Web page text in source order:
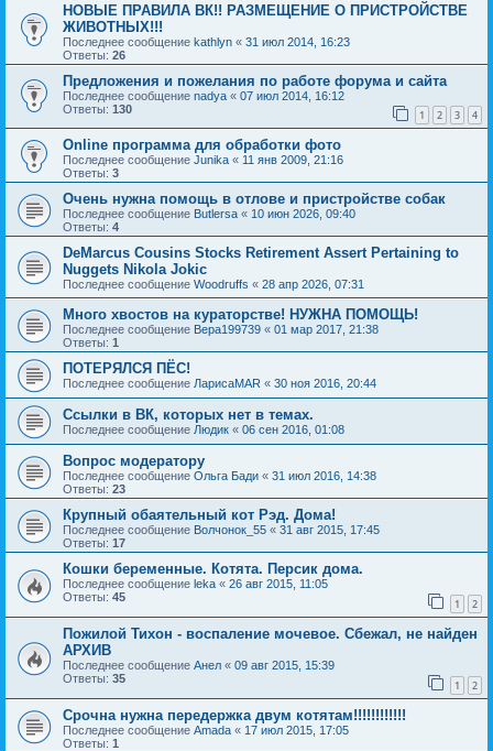
НОВЫЕ ПРАВИЛА ВК!! РАЗМЕЩЕНИЕ О ПРИСТРОЙСТВЕ
ЖИВОТНЫХ!!!
Последнее сообщение kathlyn « 31 июл 2014, 16:23
Ответы: 26
Предложения и пожелания по работе форума и сайта
Последнее сообщение nadya « 07 июл 2014, 16:12
Ответы: 130 1 2 3 4
Online программа для обработки фото
Последнее сообщение Junika « 11 янв 2009, 21:16
Ответы: 3
Очень нужна помощь в отлове и пристройстве собак
Последнее сообщение Butlersa « 10 июн 2026, 09:40
Ответы: 4
DeMarcus Cousins Stocks Retirement Assert Pertaining to
Nuggets Nikola Jokic
Последнее сообщение Woodruffs « 28 апр 2026, 07:31
Много хвостов на кураторстве! НУЖНА ПОМОЩЬ!
Последнее сообщение Вера199739 « 01 мар 2017, 21:38
Ответы: 1
ПОТЕРЯЛСЯ ПЁС!
Последнее сообщение ЛарисаMAR « 30 ноя 2016, 20:44
Ссылки в ВК, которых нет в темах.
Последнее сообщение Людик « 06 сен 2016, 01:08
Вопрос модератору
Последнее сообщение Ольга Бади « 31 июл 2016, 14:38
Ответы: 23
Крупный обаятельный кот Рэд. Дома!
Последнее сообщение Волчонок_55 « 31 авг 2015, 17:45
Ответы: 17
Кошки беременные. Котята. Персик дома.
Последнее сообщение leka « 26 авг 2015, 11:05
Ответы: 45 1 2
Пожилой Тихон - воспаление мочевое. Сбежал, не найден
АРХИВ
Последнее сообщение Анел « 09 авг 2015, 15:39
Ответы: 35 1 2
Срочна нужна передержка двум котятам!!!!!!!!!!!!
Последнее сообщение Amada « 17 июл 2015, 17:05
Ответы: 1